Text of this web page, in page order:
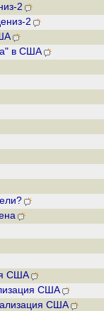
2
2
в США
США
США
США